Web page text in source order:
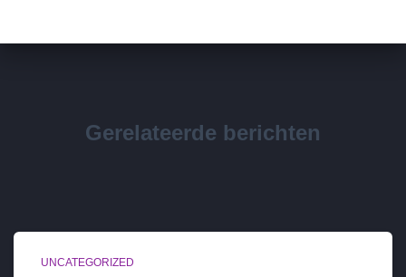
Gerelateerde berichten
UNCATEGORIZED